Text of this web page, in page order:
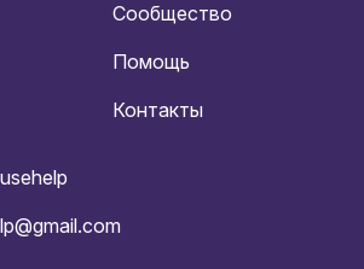
Сообщество
Помощь
Контакты